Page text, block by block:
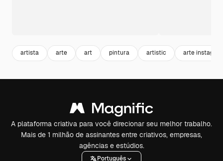
artista arte art pintura artistic arte
A plataforma criativa para você direcionar seu melhor trabalho.
Mais de 1 milhão de assinantes entre criativos, empresas,
agências e estúdios.
Português